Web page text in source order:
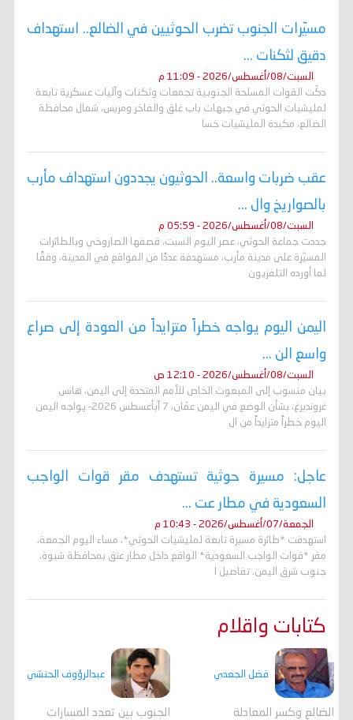
مسيّرات الجنوب تضرب الحوثيين في الضالع.. استهداف
دقيق لثكنات ...
السبت/08/أغسطس/2026 - 11:09 م
دكّت القوات المسلحة الجنوبية تجمعات وثكنات وآليات عسكرية تابعة
لمليشيات الحوثي في جبهات باب غلق والفاخر ومريس، شمال محافظة
الضالع، مكبدة المليشيات خسا
عقب ضربات واسعة.. الحوثيون يجددون استهداف مأرب
بالصواريخ وال ...
السبت/08/أغسطس/2026 - 05:59 م
جددت جماعة الحوثي، عصر اليوم السبت، قصفها الصاروخي وبالطائرات
المسيّرة على مدينة مأرب، مستهدفة عددًا من المواقع في المدينة، وفقًا
لما أورده التلفزيون
اليمن اليوم يواجه خطراً متزايداً من العودة إلى صراع
واسع الن ...
السبت/08/أغسطس/2026 - 12:10 ص
بيان منسوب إلى المبعوث الخاص للأمم المتحدة إلى اليمن، هانس
غروندبرغ، بشأن الوضع في اليمن عمّان، 7 آبأغسطس 2026- يواجه اليمن
اليوم خطراً متزايداً من ال
عاجل: مسيرة حوثية تستهدف مقر قوات الواجب
السعودية في مطار عت ...
الجمعة/07/أغسطس/2026 - 10:43 م
استهدفت *طائرة مسيرة تابعة لمليشيات الحوثي*، مساء اليوم الجمعة،
مقر *قوات الواجب السعودية* الواقع داخل مطار عتق بمحافظة شبوة،
جنوب شرق اليمن. تفاصيل ا
كتابات واقلام
فضل الجعدي
الضالع وكسر المعادلة
عبدالرؤوف الحنشي
الجنوب بين تعدد المسارات